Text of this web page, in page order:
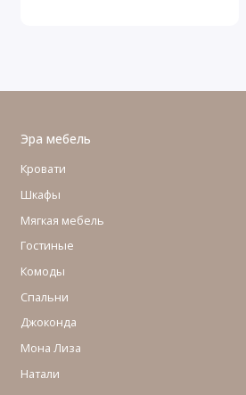
Эра мебель
Кровати
Шкафы
Мягкая мебель
Гостиные
Комоды
Cпальни
Джоконда
Мона Лиза
Натали